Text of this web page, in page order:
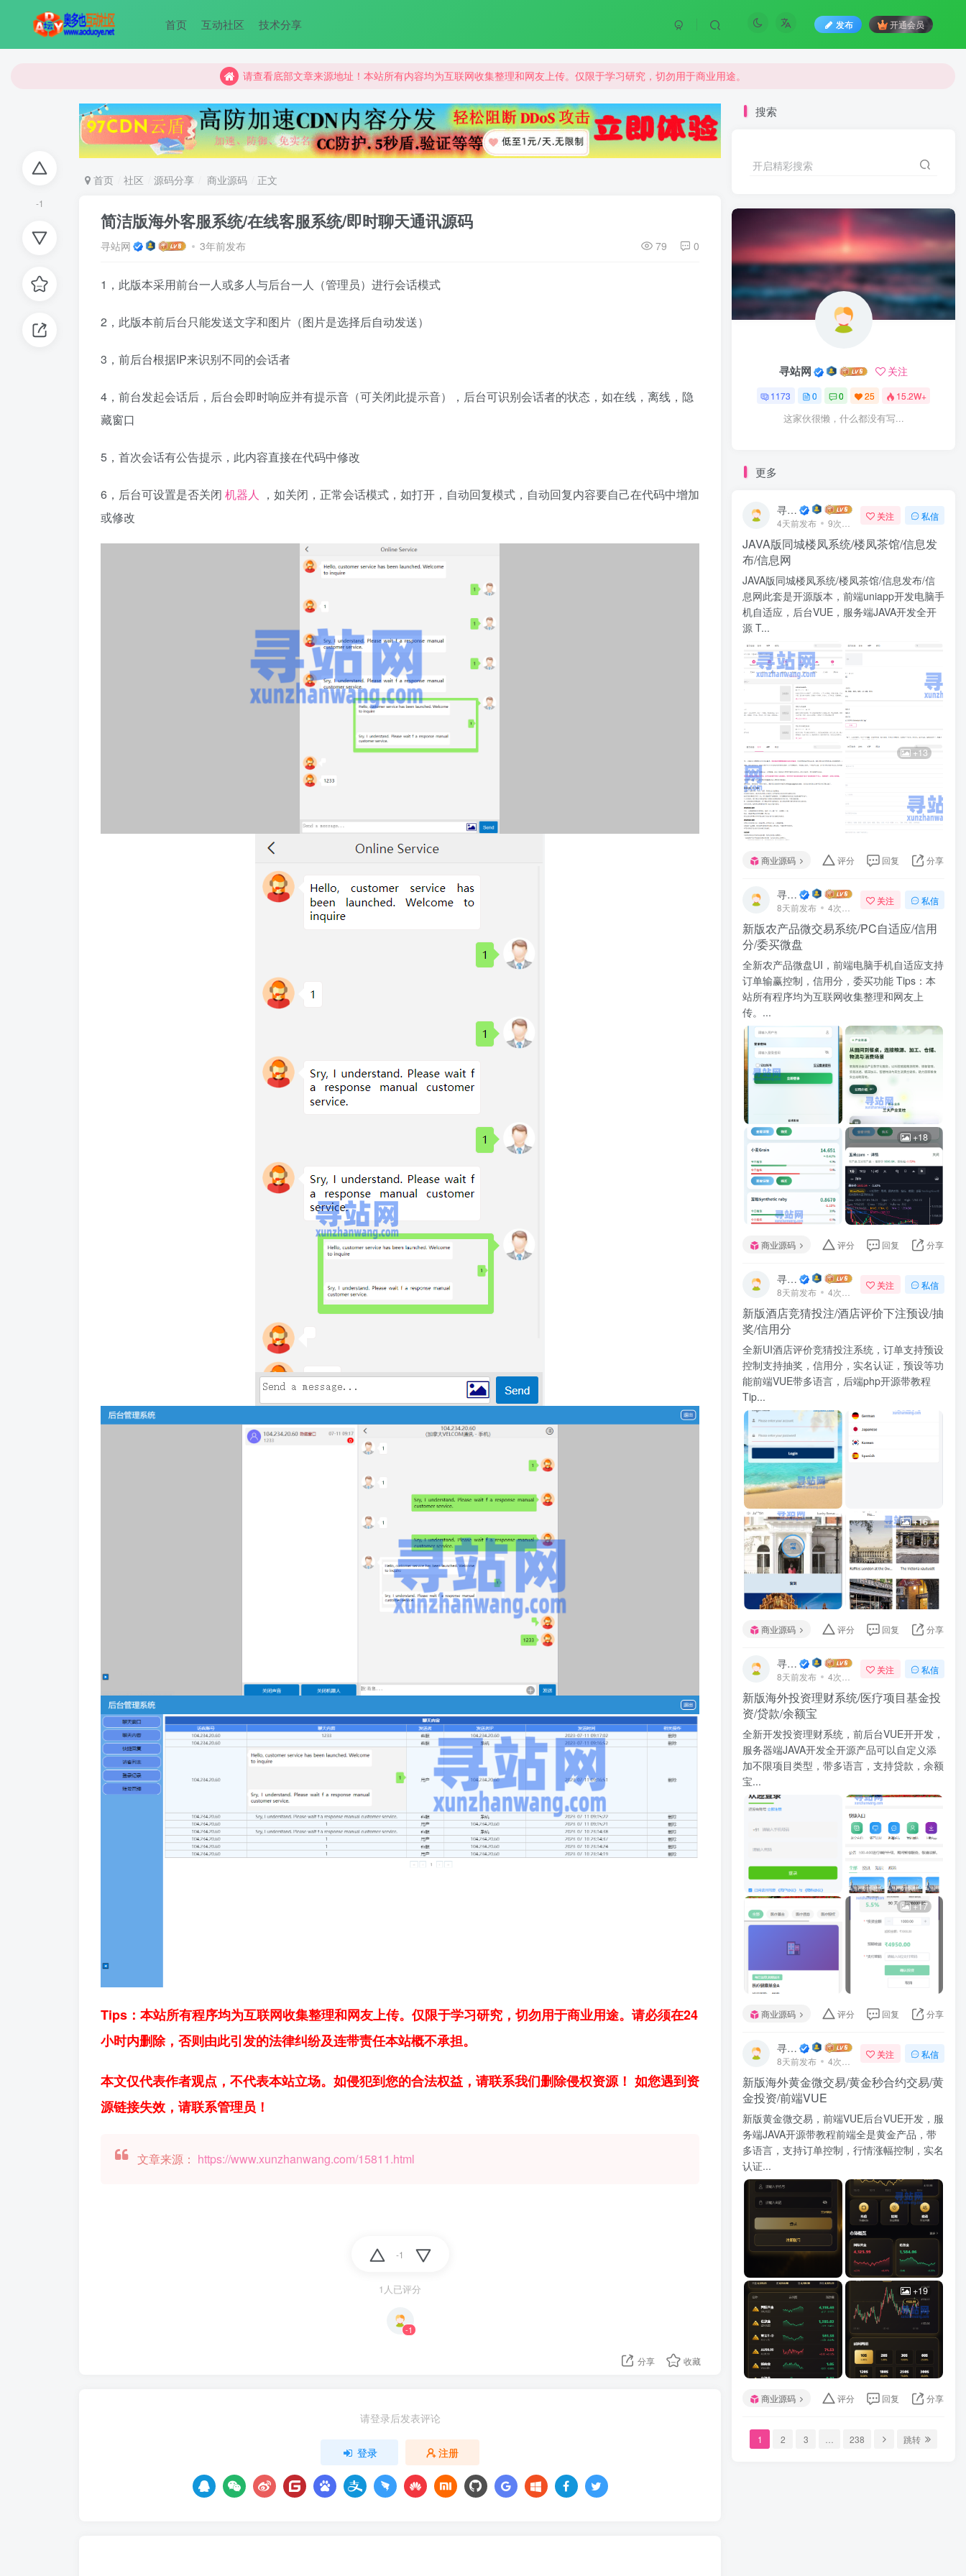
首页 互动社区 技术分享 发布 开通会员
请查看底部文章来源地址！本站所有内容均为互联网收集整理和网友上传。仅限于学习研究，切勿用于商业用途。
请查看底部文章来源地址！本站所有内容均为互联网收集整理和网友上传。仅限于学习研究，切勿用于商业用途。
请查看底部文章来源地址！本站所有内容均为互联网收集整理和网友上传。仅限于学习研究，切勿用于商业用途。
-1
首页 社区 源码分享 商业源码 正文
简洁版海外客服系统/在线客服系统/即时聊天通讯源码
寻站网 3年前发布 79 0
1，此版本采用前台一人或多人与后台一人（管理员）进行会话模式
2，此版本前后台只能发送文字和图片（图片是选择后自动发送）
3，前后台根据IP来识别不同的会话者
4，前台发起会话后，后台会即时响应并有提示音（可关闭此提示音），后台可识别会话者的状态，如在线，离线，隐
藏窗口
5，首次会话有公告提示，此内容直接在代码中修改
6，后台可设置是否关闭 机器人
，如关闭，正常会话模式，如打开，自动回复模式，自动回复内容要自己在代码中增加
或修改
Tips：本站所有程序均为互联网收集整理和网友上传。仅限于学习研究，切勿用于商业用途。请必须在24
小时内删除，否则由此引发的法律纠纷及连带责任本站概不承担。
本文仅代表作者观点，不代表本站立场。如侵犯到您的合法权益，请联系我们删除侵权资源！ 如您遇到资
源链接失效，请联系管理员！
文章来源： https://www.xunzhanwang.com/15811.html
-1
1人已评分
-1
分享 收藏
请登录后发表评论
登录 注册
搜索
开启精彩搜索
寻站网 关注
1173 0 0 25 15.2W+
这家伙很懒，什么都没有写...
更多
寻站网
4天前发布 9次阅读
关注 私信
JAVA版同城楼凤系统/楼凤茶馆/信息发
布/信息网
JAVA版同城楼凤系统/楼凤茶馆/信息发布/信
息网此套是开源版本，前端uniapp开发电脑手
机自适应，后台VUE，服务端JAVA开发全开
源 T...
+13
商业源码 评分 回复 分享
寻站网
8天前发布 4次阅读
关注 私信
新版农产品微交易系统/PC自适应/信用
分/委买微盘
全新农产品微盘UI，前端电脑手机自适应支持
订单输赢控制，信用分，委买功能 Tips：本
站所有程序均为互联网收集整理和网友上
传。...
+18
商业源码 评分 回复 分享
寻站网
8天前发布 4次阅读
关注 私信
新版酒店竞猜投注/酒店评价下注预设/抽
奖/信用分
全新UI酒店评价竞猜投注系统，订单支持预设
控制支持抽奖，信用分，实名认证，预设等功
能前端VUE带多语言，后端php开源带教程
Tip...
+16
商业源码 评分 回复 分享
寻站网
8天前发布 4次阅读
关注 私信
新版海外投资理财系统/医疗项目基金投
资/贷款/余额宝
全新开发投资理财系统，前后台VUE开开发，
服务器端JAVA开发全开源产品可以自定义添
加不限项目类型，带多语言，支持贷款，余额
宝...
+17
商业源码 评分 回复 分享
寻站网
8天前发布 4次阅读
关注 私信
新版海外黄金微交易/黄金秒合约交易/黄
金投资/前端VUE
新版黄金微交易，前端VUE后台VUE开发，服
务端JAVA开源带教程前端全是黄金产品，带
多语言，支持订单控制，行情涨幅控制，实名
认证...
+19
商业源码 评分 回复 分享
1 2 3 238 跳转